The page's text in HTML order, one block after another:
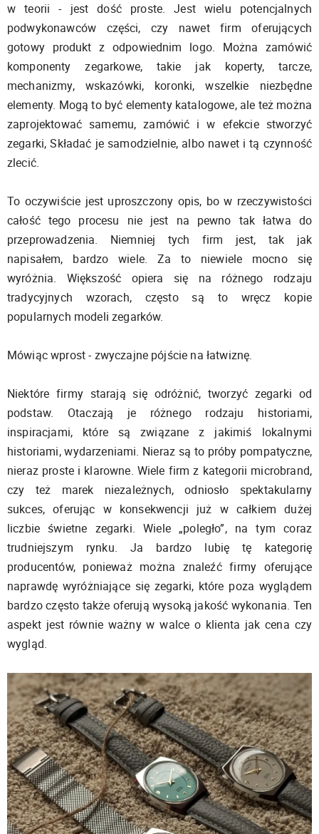
w teorii - jest dość proste. Jest wielu potencjalnych
podwykonawców części, czy nawet firm oferujących
gotowy produkt z odpowiednim logo. Można zamówić
komponenty zegarkowe, takie jak koperty, tarcze,
mechanizmy, wskazówki, koronki, wszelkie niezbędne
elementy. Mogą to być elementy katalogowe, ale też można
zaprojektować samemu, zamówić i w efekcie stworzyć
zegarki, Składać je samodzielnie, albo nawet i tą czynność
zlecić.
To oczywiście jest uproszczony opis, bo w rzeczywistości
całość tego procesu nie jest na pewno tak łatwa do
przeprowadzenia. Niemniej tych firm jest, tak jak
napisałem, bardzo wiele. Za to niewiele mocno się
wyróżnia. Większość opiera się na różnego rodzaju
tradycyjnych wzorach, często są to wręcz kopie
popularnych modeli zegarków.
Mówiąc wprost - zwyczajne pójście na łatwiznę.
Niektóre firmy starają się odróżnić, tworzyć zegarki od
podstaw. Otaczają je różnego rodzaju historiami,
inspiracjami, które są związane z jakimiś lokalnymi
historiami, wydarzeniami. Nieraz są to próby pompatyczne,
nieraz proste i klarowne. Wiele firm z kategorii microbrand,
czy też marek niezależnych, odniosło spektakularny
sukces, oferując w konsekwencji już w całkiem dużej
liczbie świetne zegarki. Wiele „poległo”, na tym coraz
trudniejszym rynku. Ja bardzo lubię tę kategorię
producentów, ponieważ można znaleźć firmy oferujące
naprawdę wyróżniające się zegarki, które poza wyglądem
bardzo często także oferują wysoką jakość wykonania. Ten
aspekt jest równie ważny w walce o klienta jak cena czy
wygląd.